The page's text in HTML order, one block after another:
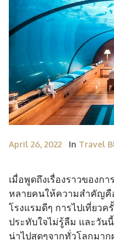
April 26, 2022 In Travel
เมื่อพูดถึงเรื่องราวของก
หลายคนให้ความสำคัญคื
โรงแรมดีๆ การไปเที่ยว
ประทับใจไม่รู้ลืม และวัน
น่าไปสุดๆจากทั่วโลกมา